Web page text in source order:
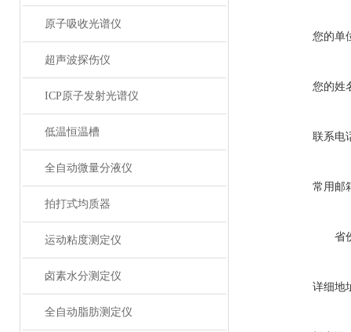
原子吸收光谱仪
超声波探伤仪
ICP原子发射光谱仪
低温恒温槽
全自动微量分液仪
拍打式均质器
运动粘度测定仪
卤素水分测定仪
全自动脂肪测定仪
您的单
您的姓
联系电
常用邮
省
详细地